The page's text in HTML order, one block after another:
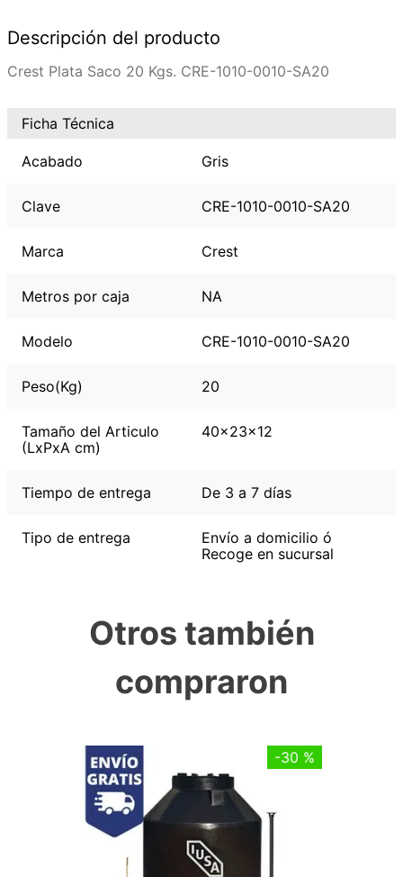
Descripción del producto
Crest Plata Saco 20 Kgs. CRE-1010-0010-SA20
Ficha Técnica
Acabado Gris
Clave CRE-1010-0010-SA20
Marca Crest
Metros por caja NA
Modelo CRE-1010-0010-SA20
Peso(Kg) 20
Tamaño del Articulo
(LxPxA cm)
40x23x12
Tiempo de entrega De 3 a 7 días
Tipo de entrega
Envío a domicilio ó
Recoge en sucursal
Otros también
compraron
-30 %